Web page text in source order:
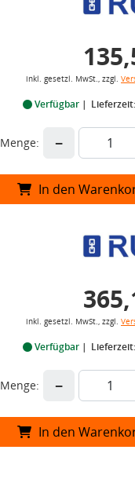
inkl. gesetzl. MwSt., zzgl.
Verfügbar
Menge: −
In den
inkl. gesetzl. MwSt., zzgl.
Verfügbar
Menge: −
In den